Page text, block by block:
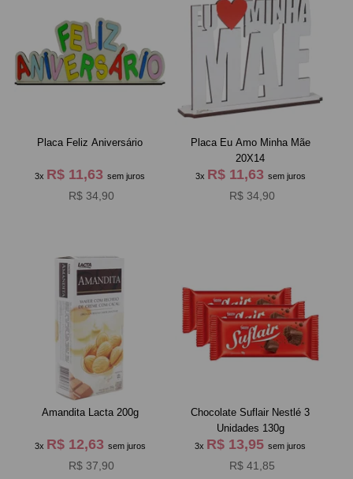
Placa Feliz Aniversário
3x R$ 11,63sem juros
R$ 34,90
Placa Eu Amo Minha Mãe
20X14
3x R$ 11,63 sem juros
R$ 34,90
Amandita Lacta 200g
3x R$ 12,63 sem juros
R$ 37,90
Chocolate Suflair Nestlé 3
Unidades 130g
3x R$ 13,95sem juros
R$ 41,85